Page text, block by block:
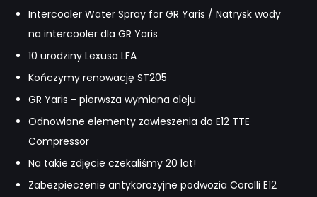
Intercooler Water Spray for GR Yaris / Natrysk wody
na intercooler dla GR Yaris
10 urodziny Lexusa LFA
Kończymy renowację ST205
GR Yaris - pierwsza wymiana oleju
Odnowione elementy zawieszenia do E12 TTE
Compressor
Na takie zdjęcie czekaliśmy 20 lat!
Zabezpieczenie antykorozyjne podwozia Corolli E12